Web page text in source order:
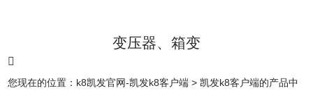
变压器、箱变
您现在的位置： k8凯发官网-凯发k8客户端> 凯发k8客户端的产品中